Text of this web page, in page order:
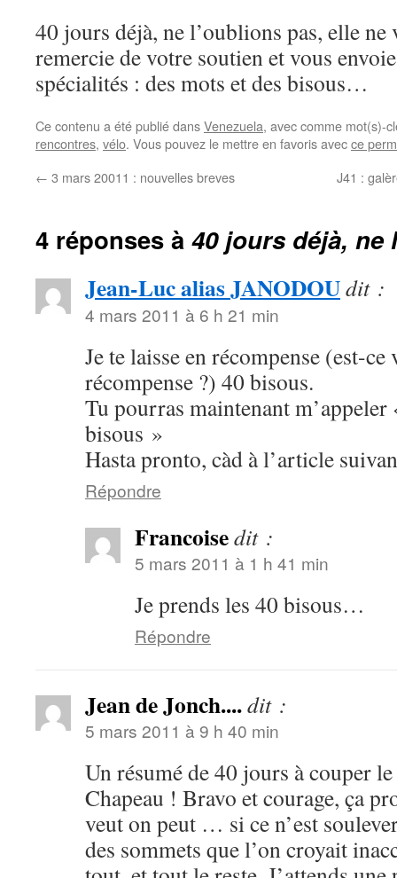
40 jours déjà, ne l’oublions pas, elle ne
remercie de votre soutien et vous
spécialités : des mots et des bisous…
Ce contenu a été publié dansVenezuela, avec comme mot(s)-
rencontres, vélo. Vous pouvez le mettre en favoris avecce
← 3 mars 20011 : nouvelles breves J41 :
4 réponses à 40 jours déjà,
Jean-Luc alias JANODOUdit :
4 mars 2011 à 6 h 21 min
Je te laisse en récompense (est-
récompense ?) 40 bisous.
Tu pourras maintenant m’appeler
bisous »
Hasta pronto, càd à l’article
Répondre
Francoisedit :
5 mars 2011 à 1 h 41 min
Je prends les 40 bisous…
Répondre
Jean de Jonch....dit :
5 mars 2011 à 9 h 40 min
Un résumé de 40 jours à couper
Chapeau ! Bravo et courage, ça
veut on peut … si ce n’est
des sommets que l’on croyait